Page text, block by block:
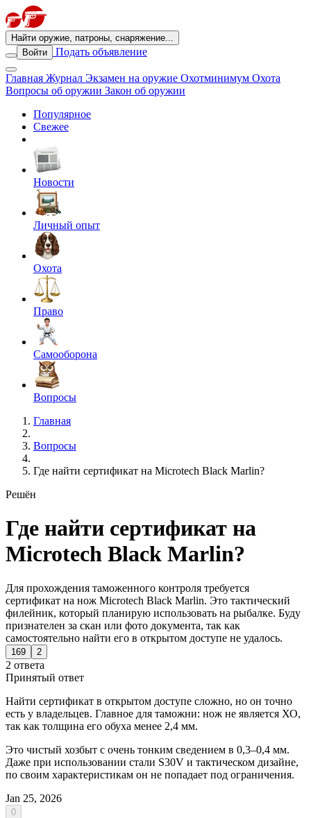
Найти оружие, патроны, снаряжение...
Войти
Подать объявление
Главная Журнал Экзамен на оружие Охотминимум Охота
Вопросы об оружии Закон об оружии
Популярное
Свежее
Новости
Личный опыт
Охота
Право
Самооборона
Вопросы
Главная
Вопросы
Где найти сертификат на Microtech Black Marlin?
Решён
Где найти сертификат на
Microtech Black Marlin?
Для прохождения таможенного контроля требуется
сертификат на нож Microtech Black Marlin. Это тактический
филейник, который планирую использовать на рыбалке. Буду
признателен за скан или фото документа, так как
самостоятельно найти его в открытом доступе не удалось.
169 2
2 ответа
Принятый ответ
Найти сертификат в открытом доступе сложно, но он точно
есть у владельцев. Главное для таможни: нож не является ХО,
так как толщина его обуха менее 2,4 мм.
Это чистый хозбыт с очень тонким сведением в 0,3–0,4 мм.
Даже при использовании стали S30V и тактическом дизайне,
по своим характеристикам он не попадает под ограничения.
Jan 25, 2026
0